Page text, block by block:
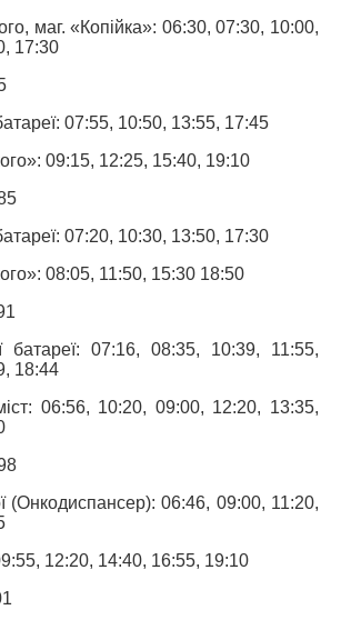
маг. «Копійка»: 06:30, 07:30, 10:00,
17:30
07:55, 10:50, 13:55, 17:45
09:15, 12:25, 15:40, 19:10
07:20, 10:30, 13:50, 17:30
08:05, 11:50, 15:30 18:50
батареї: 07:16, 08:35, 10:39, 11:55,
18:44
06:56, 10:20, 09:00, 12:20, 13:35,
(Онкодиспансер): 06:46, 09:00, 11:20,
12:20, 14:40, 16:55, 19:10